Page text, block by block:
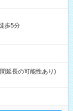
歩5分
延長の可能性あり)